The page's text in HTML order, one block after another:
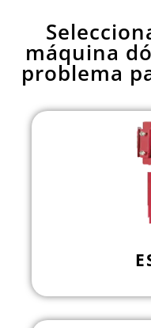
máquina
problema